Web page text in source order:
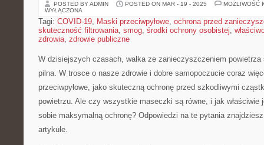
POSTED BY ADMIN POSTED ON MAR - 19 - 2025
MOŻLIWOŚĆ
WYŁĄCZONA
Tagi: COVID-19, Maski przeciwpyłowe, ochrona przed
skuteczność filtrowania, smog, środki ochrony osobistej,
zdrowia, zdrowie publiczne
W dzisiejszych czasach,⁢ walka ze zanieczyszczeniem powietrza
‌pilna. W trosce o nasze zdrowie i dobre⁣ samopoczucie coraz
przeciwpyłowe, jako skuteczną ochronę przed szkodliwymi
powietrzu. Ale czy wszystkie maseczki​ są równe, i jak właściwie
sobie ⁣maksymalną ⁤ochronę? Odpowiedzi na te pytania
artykule.